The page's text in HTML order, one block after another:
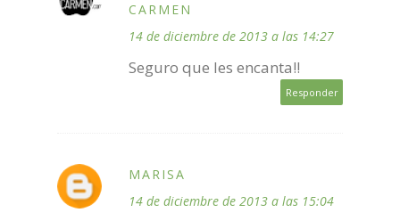
CARMEN
14 de diciembre de 2013 a las 14:27
Seguro que les encanta!!
Responder
MARISA
14 de diciembre de 2013 a las 15:04